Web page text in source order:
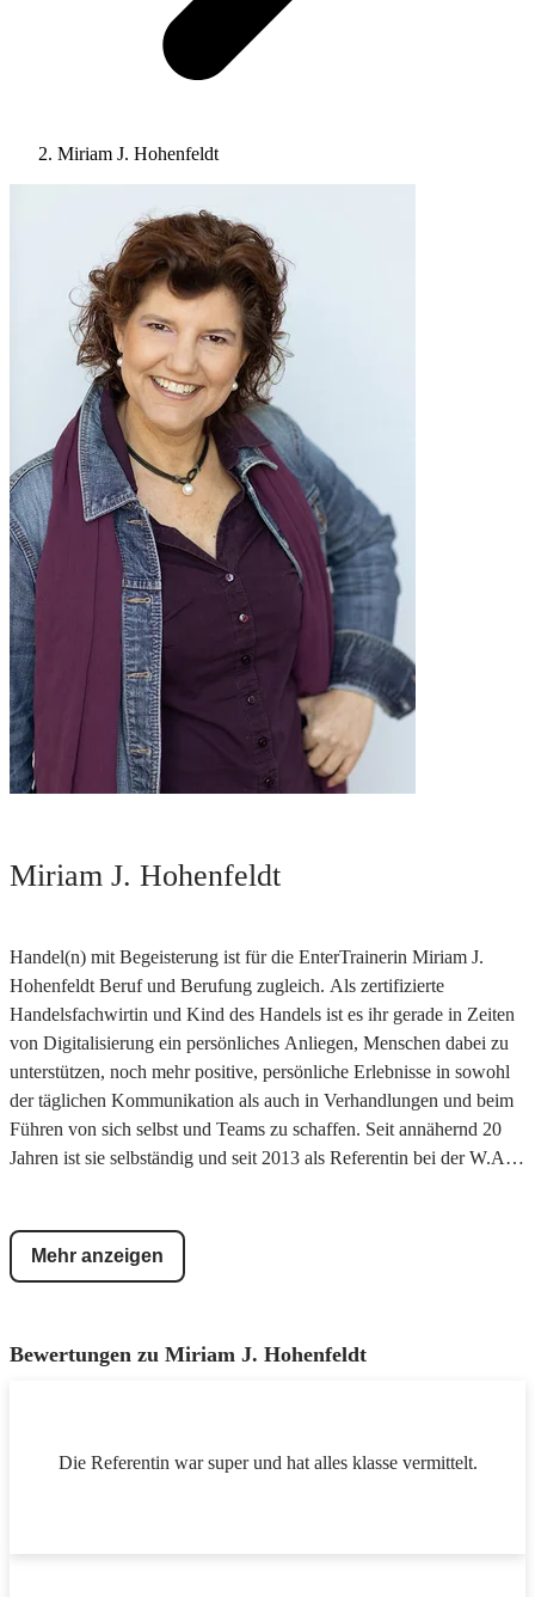
Miriam J. Hohenfeldt
Miriam J. Hohenfeldt
Handel(n) mit Begeisterung ist für die EnterTrainerin Miriam J.
Hohenfeldt Beruf und Berufung zugleich. Als zertifizierte
Handelsfachwirtin und Kind des Handels ist es ihr gerade in Zeiten
von Digitalisierung ein persönliches Anliegen, Menschen dabei zu
unterstützen, noch mehr positive, persönliche Erlebnisse in sowohl
der täglichen Kommunikation als auch in Verhandlungen und beim
Führen von sich selbst und Teams zu schaffen. Seit annähernd 20
Jahren ist sie selbständig und seit 2013 als Referentin bei der W.A.F.
gemeinsam mit ihren Teilnehmern inspirierende und zugleich
umsetzbare Strategien; sie befähigt Menschen, den Weg dorthin
Humor und Freude das wichtigste Werkzeug in ihrem gut gefüllten
Mehr anzeigen
Bewertungen zu Miriam J. Hohenfeldt
Die Referentin war super und hat alles klasse vermittelt.